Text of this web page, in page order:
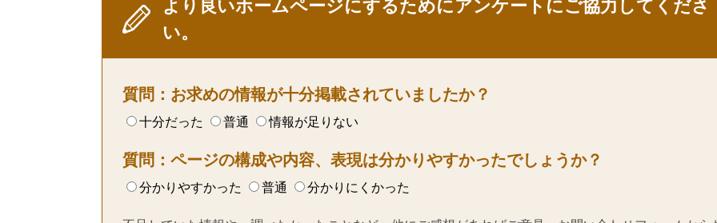
より良いホームページにするためにアンケートにご協力してくださ
い。
質問：お求めの情報が十分掲載されていましたか？
十分だった 普通 情報が足りない
質問：ページの構成や内容、表現は分かりやすかったでしょうか？
分かりやすかった 普通 分かりにくかった